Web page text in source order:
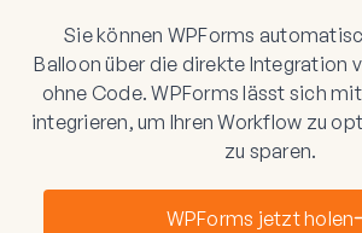
Sie können WPForms
Balloon über die direkte Integration
ohne Code. WPForms lässt sich
integrieren, um Ihren Workflow zu
zu sparen.
WPForms jetzt holen